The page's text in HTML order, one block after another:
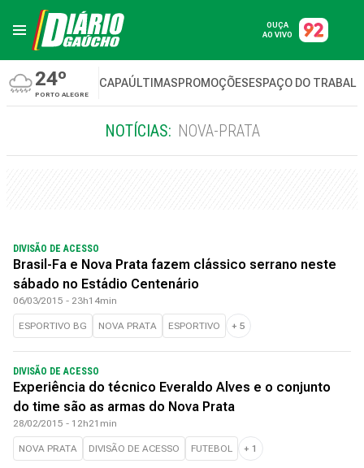
OUÇA
AO VIVO
24º
PORTO ALEGRE
CAPAÚLTIMASPROMOÇÕESESPAÇO DO
NOTÍCIAS: NOVA-PRATA
DIVISÃO DE ACESSO
Brasil-Fa e Nova Prata fazem clássico serrano neste
sábado no Estádio Centenário
06/03/2015 - 23h14min
ESPORTIVO BG NOVA PRATA ESPORTIVO + 5
DIVISÃO DE ACESSO
Experiência do técnico Everaldo Alves e o conjunto
do time são as armas do Nova Prata
28/02/2015 - 12h21min
NOVA PRATA DIVISÃO DE ACESSO FUTEBOL + 1